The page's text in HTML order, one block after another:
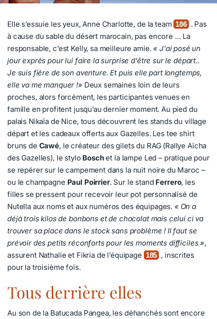
Elle s’essuie les yeux, Anne Charlotte, de la team 186 . Pas
à cause du sable du désert marocain, pas encore … La
responsable, c’est Kelly, sa meilleure amie. « J’ai posé un
jour exprès pour lui faire la surprise d’être sur le départ..
Je suis fière de son aventure. Et puis elle part longtemps,
elle va me manquer !» Deux semaines loin de leurs
proches, alors forcément, les participantes venues en
famille en profitent jusqu’au dernier moment. Au pied du
palais Nikaïa de Nice, tous découvrent les stands du village
départ et les cadeaux offerts aux Gazelles. Les tee shirt
bruns de Cawé, le créateur des gilets du RAG (Rallye Aïcha
des Gazelles), le stylo Boschet la lampe Led – pratique pour
se repérer sur le campement dans la nuit noire du Maroc –
ou le champagne Paul Poirrier. Sur le stand Ferrero, les
filles se pressent pour recevoir leur pot personnalisé de
Nutella aux noms et aux numéros des équipages. « On a
déjà trois kilos de bonbons et de chocolat mais celui ci va
trouver sa place dans le stock sans problème ! Il faut se
prévoir des petits réconforts pour les moments difficiles »,
assurent Nathalie et Fikria de l’équipage 185 , inscrites
pour la troisième fois.
Tous derrière elles
Au son de la Batucada Pangea, les déhanchés sont encore